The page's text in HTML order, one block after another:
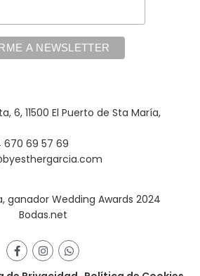
6, 11500 El Puerto de Sta María,
670 69 57 69